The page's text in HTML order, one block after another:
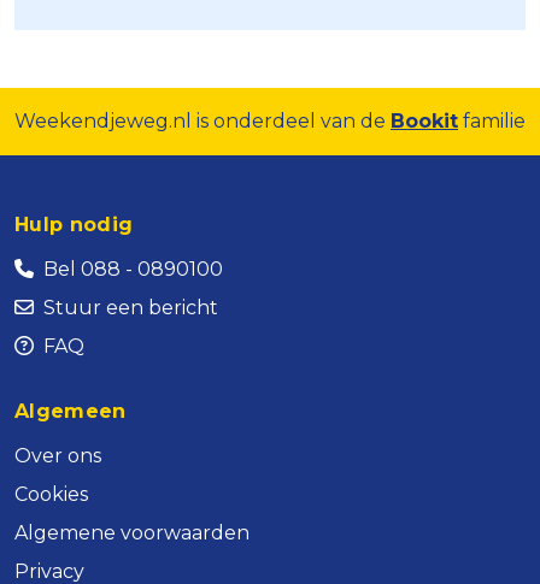
Weekendjeweg.nl is onderdeel van de Bookit familie
Hulp nodig
Bel 088 - 0890100
Stuur een bericht
FAQ
Algemeen
Over ons
Cookies
Algemene voorwaarden
Privacy